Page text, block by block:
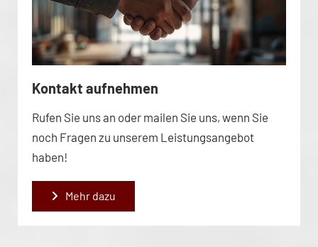
Kontakt aufnehmen
Rufen Sie uns an oder mailen Sie uns, wenn Sie
noch Fragen zu unserem Leistungsangebot
haben!
Mehr dazu